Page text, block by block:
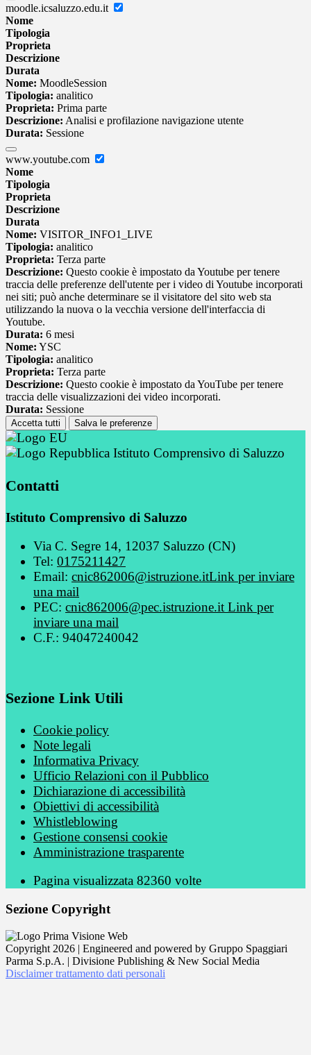
moodle.icsaluzzo.edu.it
Nome
Tipologia
Proprieta
Descrizione
Durata
Nome: MoodleSession
Tipologia: analitico
Proprieta: Prima parte
Descrizione: Analisi e profilazione navigazione utente
Durata: Sessione
www.youtube.com
Nome
Tipologia
Proprieta
Descrizione
Durata
Nome: VISITOR_INFO1_LIVE
Tipologia: analitico
Proprieta: Terza parte
Descrizione: Questo cookie è impostato da Youtube per tenere
traccia delle preferenze dell'utente per i video di Youtube incorporati
nei siti; può anche determinare se il visitatore del sito web sta
utilizzando la nuova o la vecchia versione dell'interfaccia di
Youtube.
Durata: 6 mesi
Nome: YSC
Tipologia: analitico
Proprieta: Terza parte
Descrizione: Questo cookie è impostato da YouTube per tenere
traccia delle visualizzazioni dei video incorporati.
Durata: Sessione
Accetta tutti Salva le preferenze
Istituto Comprensivo di Saluzzo
Contatti
Istituto Comprensivo di Saluzzo
Via C. Segre 14, 12037 Saluzzo (CN)
Tel: 0175211427
Email: cnic862006@istruzione.itLink per inviare
una mail
PEC: cnic862006@pec.istruzione.it Link per
inviare una mail
C.F.: 94047240042
Sezione Link Utili
Cookie policy
Note legali
Informativa Privacy
Ufficio Relazioni con il Pubblico
Dichiarazione di accessibilità
Obiettivi di accessibilità
Whistleblowing
Gestione consensi cookie
Amministrazione trasparente
Pagina visualizzata 82360 volte
Sezione Copyright
Copyright 2026 | Engineered and powered by Gruppo Spaggiari
Parma S.p.A. | Divisione Publishing & New Social Media
Disclaimer trattamento dati personali